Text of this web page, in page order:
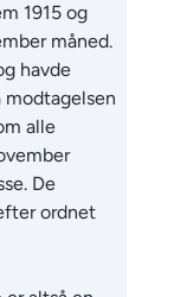
1915 og
måned.
havde
alle
De
ordnet